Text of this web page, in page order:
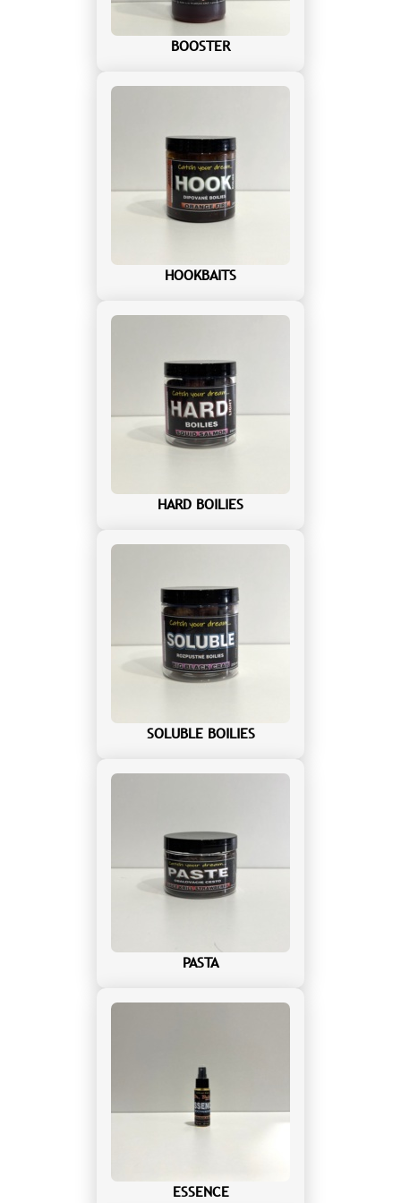
BOOSTER
HOOKBAITS
HARD BOILIES
SOLUBLE BOILIES
PASTA
ESSENCE